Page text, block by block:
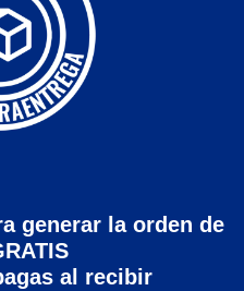
generar la orden de
al recibir